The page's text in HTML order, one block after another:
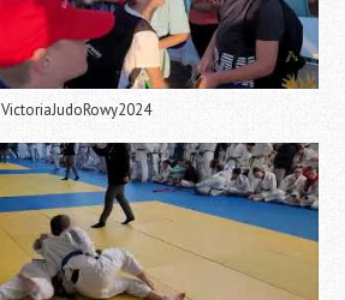
VictoriaJudoRowy2024